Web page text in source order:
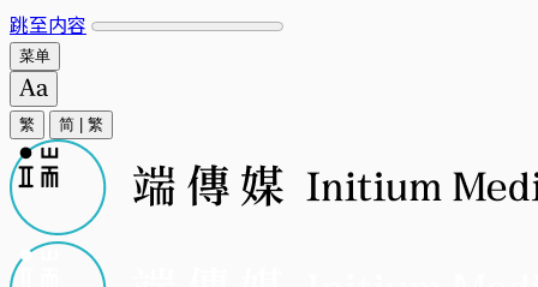
跳至内容
菜单
繁 简 繁